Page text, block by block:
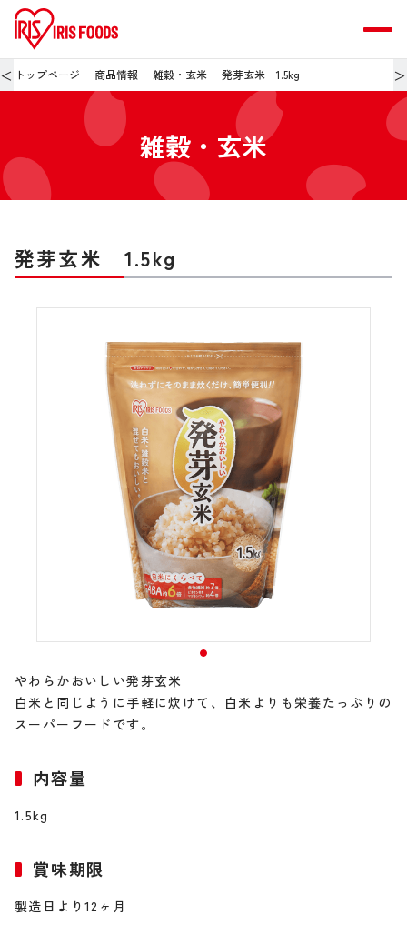
＜ トップページ 商品情報 雑穀・玄米 発芽玄米 1.5kg ＞
雑穀・玄米
発芽玄米 1.5kg
やわらかおいしい発芽玄米
白米と同じように手軽に炊けて、白米よりも栄養たっぷりの
スーパーフードです。
内容量
1.5kg
賞味期限
製造日より12ヶ月